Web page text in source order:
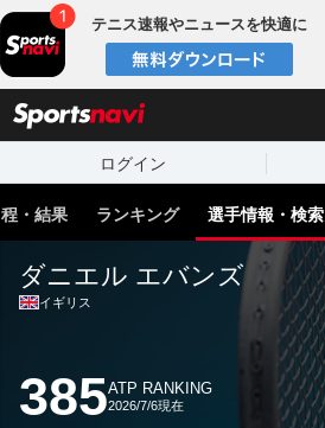
テニス速報やニュースを快適に
ログイン
・結果 ランキング 選手情報・検索
ダニエル エバンズ
イギリス
385ATP RANKING
2026/7/6現在